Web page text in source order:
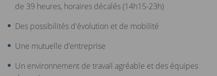
de 39 heures, horaires décalés (14h15-23h)
Des possibilités d'évolution et de mobilité
Une mutuelle d’entreprise
Un environnement de travail agréable et des équipes